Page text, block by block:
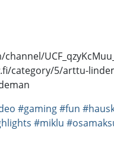
category/5/arttu-
#gaming#fun
#miklu